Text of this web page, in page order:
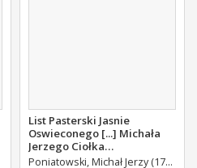
Królikiewicz, Jan Maksymilian. Wyd.
List Pasterski Jasnie
Oswieconego [...] Michała
Jerzego Ciołka
Poniatowskiego Biskupa
Poniatowski, Michał Jerzy (1736-1794)